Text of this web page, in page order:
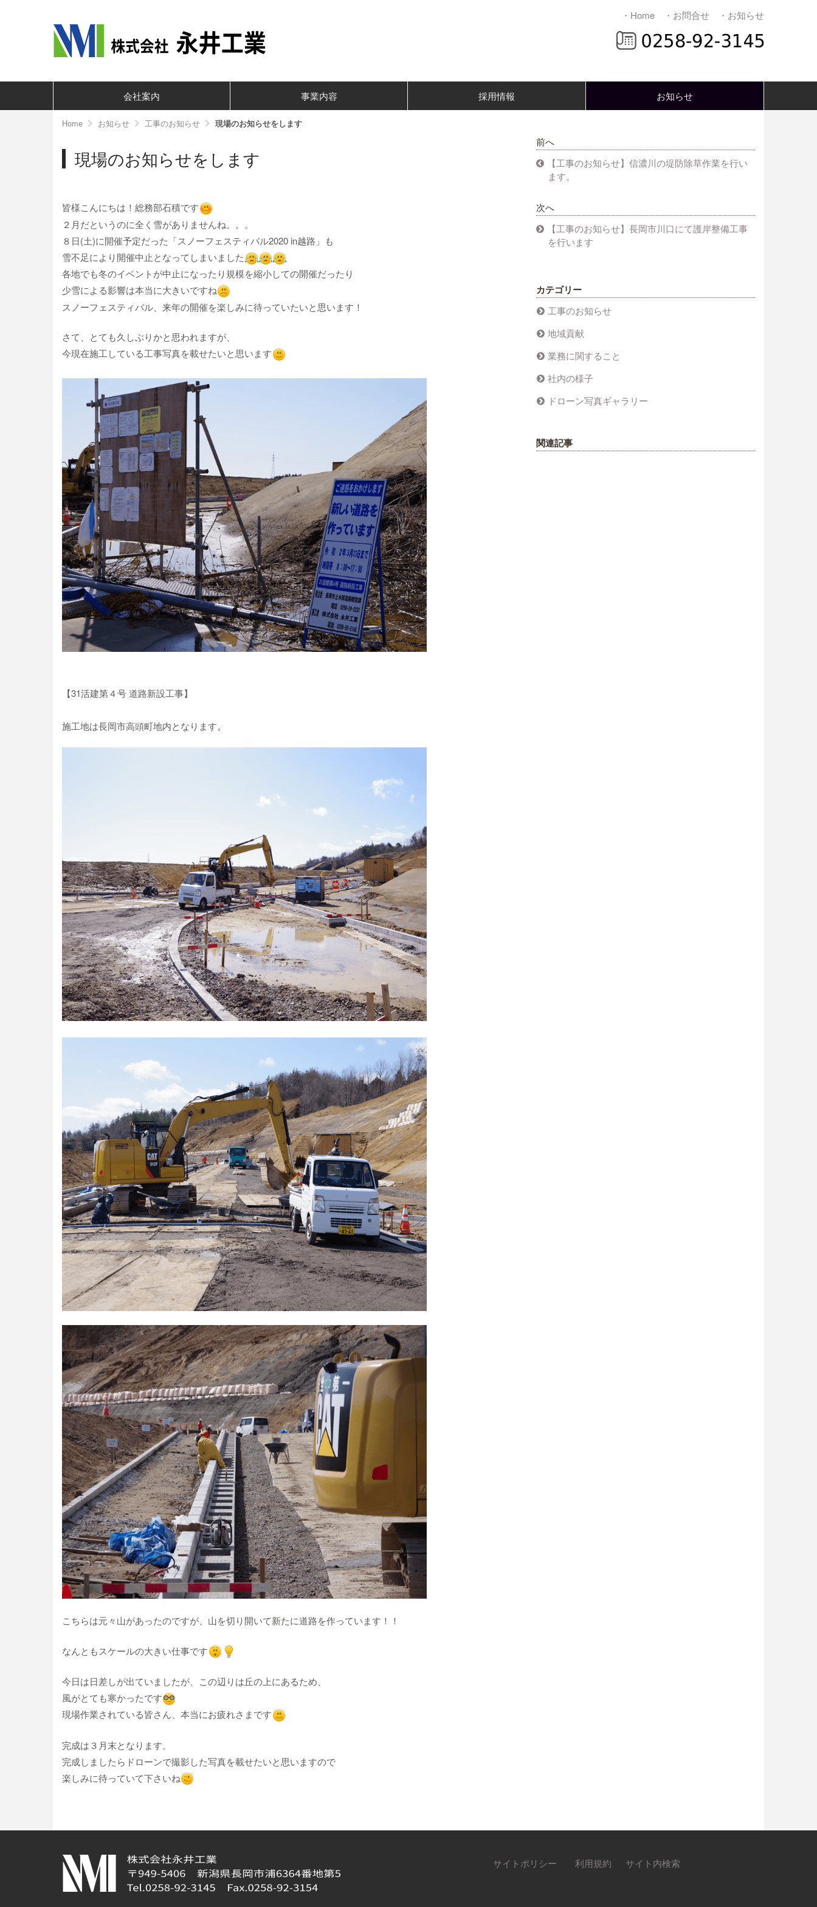
・Home ・お問合せ ・お知らせ
会社案内 事業内容 採用情報 お知らせ
Home お知らせ 工事のお知らせ 現場のお知らせをします
現場のお知らせをします
皆様こんにちは！総務部石積です
２月だというのに全く雪がありませんね。。。
８日(土)に開催予定だった「スノーフェスティバル2020 in越路」も
雪不足により開催中止となってしまいました
各地でも冬のイベントが中止になったり規模を縮小しての開催だったり
少雪による影響は本当に大きいですね
スノーフェスティバル、来年の開催を楽しみに待っていたいと思います！
さて、とても久しぶりかと思われますが、
今現在施工している工事写真を載せたいと思います
【31活建第４号 道路新設工事】
施工地は長岡市高頭町地内となります。
こちらは元々山があったのですが、山を切り開いて新たに道路を作っています！！
なんともスケールの大きい仕事です
今日は日差しが出ていましたが、この辺りは丘の上にあるため、
風がとても寒かったです
現場作業されている皆さん、本当にお疲れさまです
完成は３月末となります。
完成しましたらドローンで撮影した写真を載せたいと思いますので
楽しみに待っていて下さいね
前へ
【工事のお知らせ】信濃川の堤防除草作業を行い
ます。
次へ
【工事のお知らせ】長岡市川口にて護岸整備工事
を行います
カテゴリー
工事のお知らせ
地域貢献
業務に関すること
社内の様子
ドローン写真ギャラリー
関連記事
サイトポリシー 利用規約 サイト内検索